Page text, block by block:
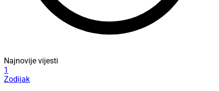
Najnovije vijesti
1
Zodijak